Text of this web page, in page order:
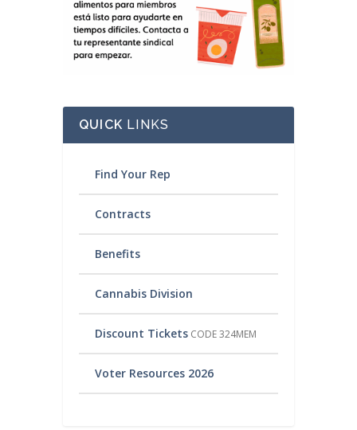
QUICK LINKS
Find Your Rep
Contracts
Benefits
Cannabis Division
Discount Tickets CODE 324MEM
Voter Resources 2026